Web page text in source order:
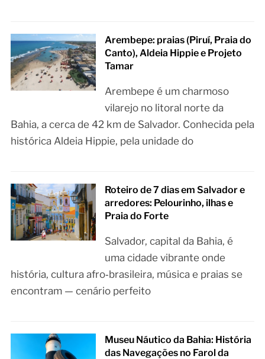
Arembepe: praias (Piruí, Praia do
Canto), Aldeia Hippie e Projeto
Tamar
Arembepe é um charmoso
vilarejo no litoral norte da
Bahia, a cerca de 42 km de Salvador. Conhecida pela
histórica Aldeia Hippie, pela unidade do
Roteiro de 7 dias em Salvador e
arredores: Pelourinho, ilhas e
Praia do Forte
Salvador, capital da Bahia, é
uma cidade vibrante onde
história, cultura afro‑brasileira, música e praias se
encontram — cenário perfeito
Museu Náutico da Bahia: História
das Navegações no Farol da